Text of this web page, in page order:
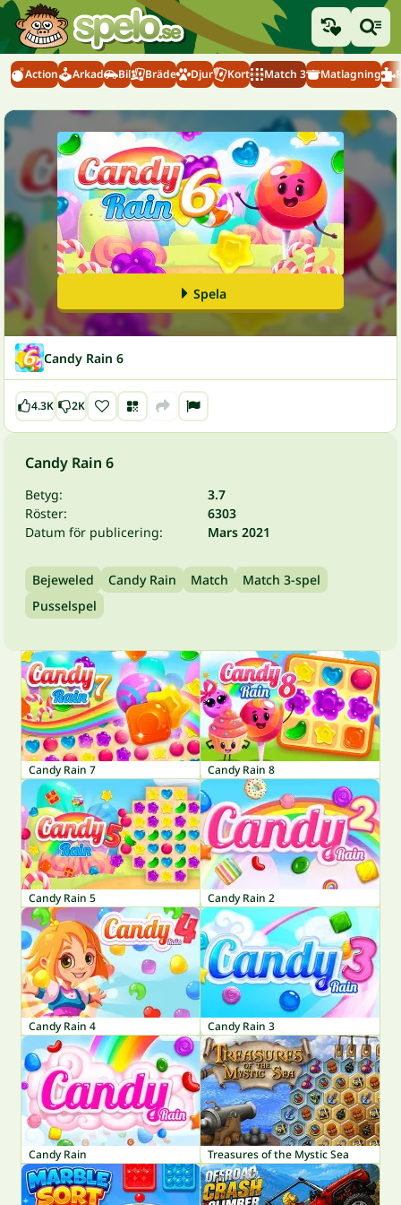
Action Arkad Bil Bräde Djur Kort Match 3 Matlagning
Spela
Candy Rain 6
4.3K 2K
Candy Rain 6
Betyg:
3.7
Röster:
6303
Datum för publicering:
Mars 2021
Bejeweled Candy Rain Match
Match 3-spel
Pusselspel
Candy Rain 7 Candy Rain 8
Candy Rain 5 Candy Rain 2
Candy Rain 4 Candy Rain 3
Candy Rain Treasures of the Mystic Sea